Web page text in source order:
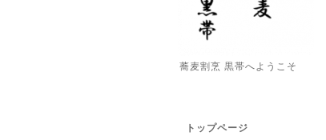
蕎麦割烹 黒帯へようこそ
トップページ